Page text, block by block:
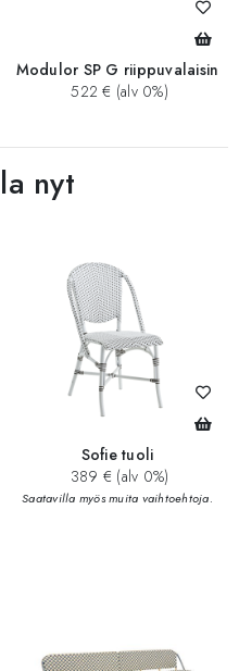
Modulor SP G riippuvalaisin
522 € (alv 0%)
nyt
Sofie tuoli
389 € (alv 0%)
Saatavilla myös muita vaihtoehtoja.